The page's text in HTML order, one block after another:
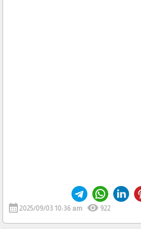
calendar_month2025/09/03 10:36 am visibility 922